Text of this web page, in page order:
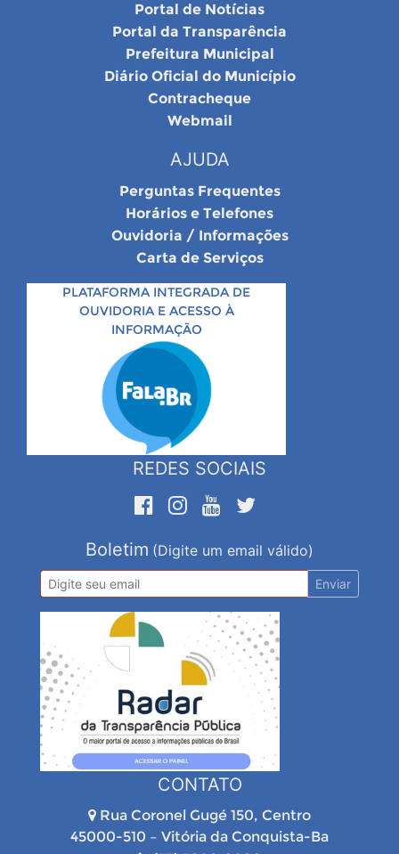
Portal de Notícias
Portal da Transparência
Prefeitura Municipal
Diário Oficial do Município
Contracheque
Webmail
AJUDA
Perguntas Frequentes
Horários e Telefones
Ouvidoria / Informações
Carta de Serviços
PLATAFORMA INTEGRADA DE
OUVIDORIA E ACESSO À
INFORMAÇÃO
REDES SOCIAIS
Boletim (Digite um email válido)
Enviar
CONTATO
Rua Coronel Gugé 150, Centro
45000-510 – Vitória da Conquista-Ba